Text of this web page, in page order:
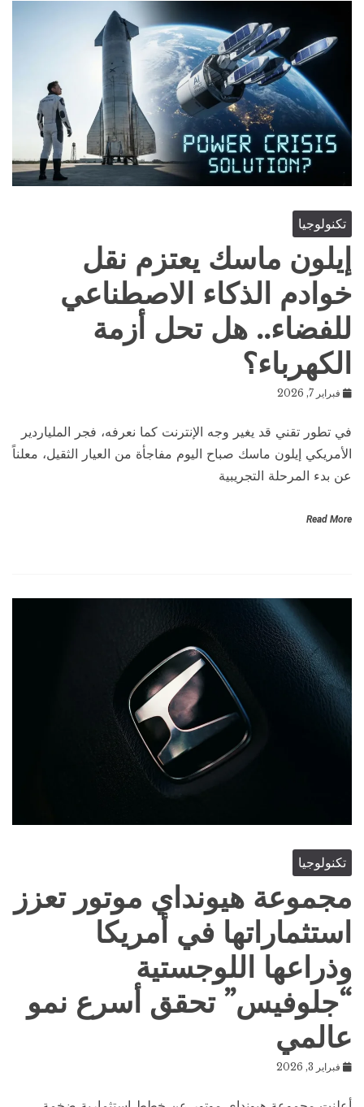
تكنولوجيا
إيلون ماسك يعتزم نقل
خوادم الذكاء الاصطناعي
للفضاء.. هل تحل أزمة
الكهرباء؟
فبراير 7, 2026
في تطور تقني قد يغير وجه الإنترنت كما نعرفه، فجر الملياردير
الأمريكي إيلون ماسك صباح اليوم مفاجأة من العيار الثقيل، معلناً
عن بدء المرحلة التجريبية
Read More
تكنولوجيا
مجموعة هيونداي موتور تعزز
استثماراتها في أمريكا
وذراعها اللوجستية
“جلوفيس” تحقق أسرع نمو
عالمي
فبراير 3, 2026